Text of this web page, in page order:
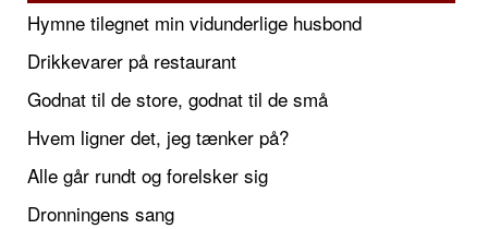
Hymne tilegnet min vidunderlige husbond
Drikkevarer på restaurant
Godnat til de store, godnat til de små
Hvem ligner det, jeg tænker på?
Alle går rundt og forelsker sig
Dronningens sang